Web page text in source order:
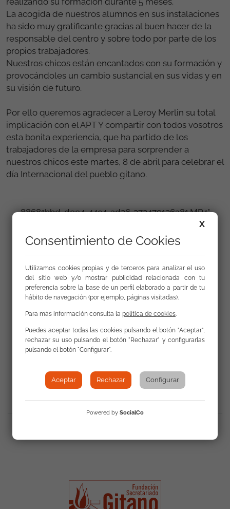
La acogida de nuestros alumnos en sus instalaciones
ha sido muy gratificante gracias al buen hacer de la
responsable del centro y sobre todo por parte de los
propios trabajadores.
Nuestros chicos están encantados con su formación y
provocándoles un cambio sustancial en sus vidas y en
su visión de futuro.
Por ello queremos agradecer a Leroy Merlin su total
implicación con el APT Y compartir con todos vosotros
esta bonita experiencia, que ha partido de los
trabajadores de la empresa para sorprender a
nuestros chicos este martes, 8 de abril para celebrar el
día Internacional del pueblo gitano.
88681bbd-dee4-44c4-ad26-372479136a81.MP4"
Enlaces
Dossier FSG 8 de Abril 2025
X
Consentimiento de Cookies
Utilizamos cookies propias y de terceros para analizar el uso
del sitio web y/o mostrar publicidad relacionada con tu
preferencia sobre la base de un perfil elaborado a partir de tu
hábito de navegación (por ejemplo, páginas visitadas).
Para más información consulta la política de cookies.
Puedes aceptar todas las cookies pulsando el botón "Aceptar",
rechazar su uso pulsando el botón "Rechazar" y configurarlas
pulsando el botón "Configurar".
Aceptar Rechazar Configurar
Powered by SocialCo